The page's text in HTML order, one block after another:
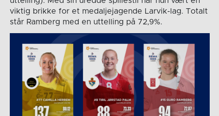
viktig brikke for et medaljejagende Larvik-lag. Totalt
står Ramberg med en uttelling på 72,9%.